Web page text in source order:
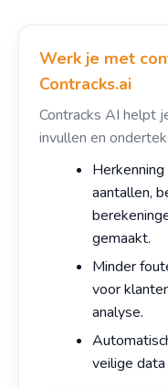
Werk je met
Contracks.ai
Contracks AI helpt
invullen en
aantallen,
gemaakt.
Minder
voor
analyse.
veilige